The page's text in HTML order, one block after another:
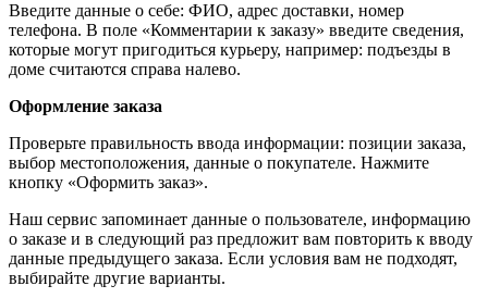
Введите данные о себе: ФИО, адрес доставки, номер
телефона. В поле «Комментарии к заказу» введите сведения,
которые могут пригодиться курьеру, например: подъезды в
доме считаются справа налево.
Оформление заказа
Проверьте правильность ввода информации: позиции заказа,
выбор местоположения, данные о покупателе. Нажмите
кнопку «Оформить заказ».
Наш сервис запоминает данные о пользователе, информацию
о заказе и в следующий раз предложит вам повторить к вводу
данные предыдущего заказа. Если условия вам не подходят,
выбирайте другие варианты.